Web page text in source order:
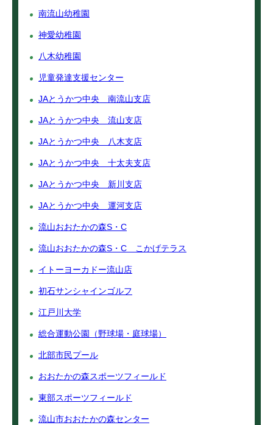
南流山幼稚園
神愛幼稚園
八木幼稚園
児童発達支援センター
JAとうかつ中央 南流山支店
JAとうかつ中央 流山支店
JAとうかつ中央 八木支店
JAとうかつ中央 十太夫支店
JAとうかつ中央 新川支店
JAとうかつ中央 運河支店
流山おおたかの森S・C
流山おおたかの森S・C こかげテラス
イトーヨーカドー流山店
初石サンシャインゴルフ
江戸川大学
総合運動公園（野球場・庭球場）
北部市民プール
おおたかの森スポーツフィールド
東部スポーツフィールド
流山市おおたかの森センター